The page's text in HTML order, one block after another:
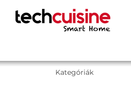
Kategóriák